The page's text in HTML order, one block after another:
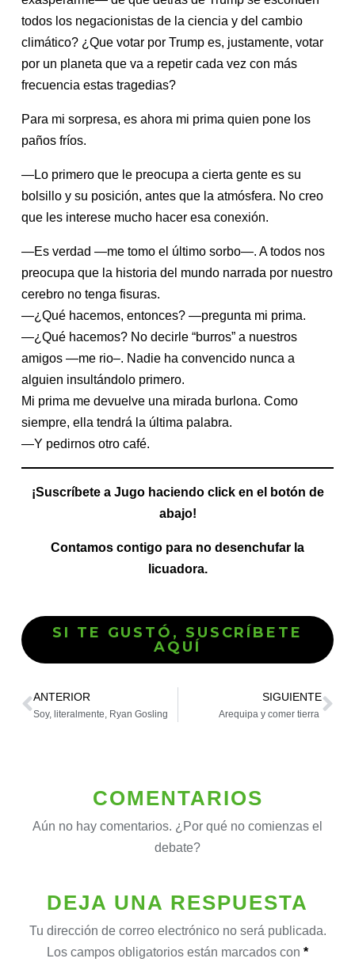
todos los negacionistas de la ciencia y del cambio
climático? ¿Que votar por Trump es, justamente, votar
por un planeta que va a repetir cada vez con más
frecuencia estas tragedias?
Para mi sorpresa, es ahora mi prima quien pone los
paños fríos.
—Lo primero que le preocupa a cierta gente es su
bolsillo y su posición, antes que la atmósfera. No creo
que les interese mucho hacer esa conexión.
—Es verdad —me tomo el último sorbo—. A todos nos
preocupa que la historia del mundo narrada por nuestro
cerebro no tenga fisuras.
—¿Qué hacemos, entonces? —pregunta mi prima.
—¿Qué hacemos? No decirle “burros” a nuestros
amigos —me rio–. Nadie ha convencido nunca a
alguien insultándolo primero.
Mi prima me devuelve una mirada burlona. Como
siempre, ella tendrá la última palabra.
—Y pedirnos otro café.
¡Suscríbete a Jugo haciendo click en el botón de
abajo!
Contamos contigo para no desenchufar la
licuadora.
SI TE GUSTÓ, SUSCRÍBETE
AQUÍ
ANTERIOR
Soy, literalmente, Ryan Gosling
SIGUIENTE
Arequipa y comer tierra
COMENTARIOS
Aún no hay comentarios. ¿Por qué no comienzas el
debate?
DEJA UNA RESPUESTA
Tu dirección de correo electrónico no será publicada.
Los campos obligatorios están marcados con *